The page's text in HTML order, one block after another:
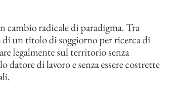
cambio radicale di paradigma. Tra
di un titolo di soggiorno per ricerca di
legalmente sul territorio senza
di lavoro e senza essere costrette